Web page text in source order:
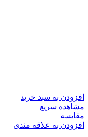
افزودن به سبد خرید
مشاهده سریع
مقایسه
افزودن به علاقه مندی